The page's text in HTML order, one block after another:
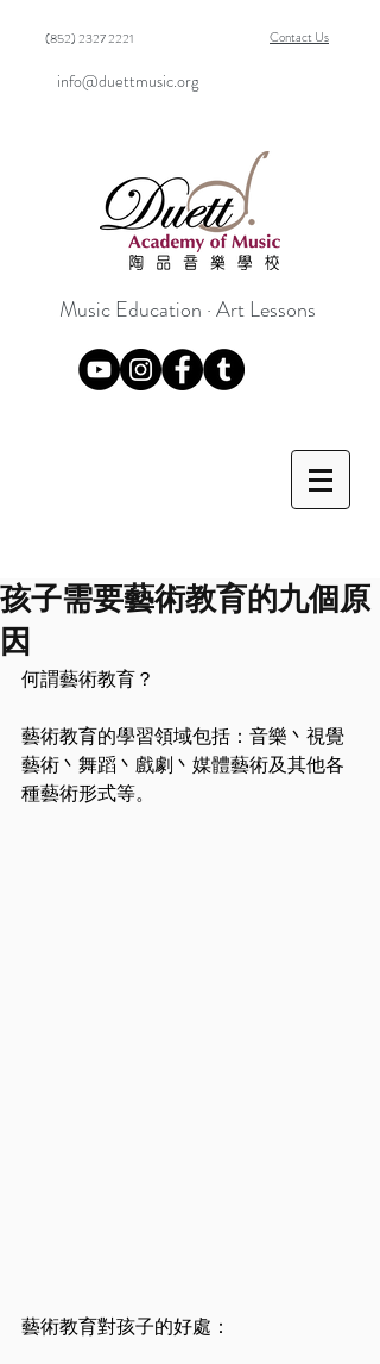
Contact Us
(852) 2327 2221
info@duettmusic.org
Music Education · Art Lessons
孩子需要藝術教育的九個原
因
何謂藝術教育？
藝術教育的學習領域包括：音樂丶視覺
藝術丶舞蹈丶戲劇丶媒體藝術及其他各
種藝術形式等。
藝術教育對孩子的好處：